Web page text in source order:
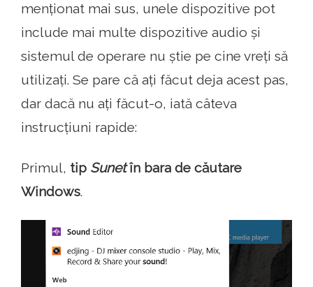
menționat mai sus, unele dispozitive pot
include mai multe dispozitive audio și
sistemul de operare nu știe pe cine vreți să
utilizați. Se pare că ați făcut deja acest pas,
dar dacă nu ați făcut-o, iată câteva
instrucțiuni rapide:
Primul, tip Sunetîn bara de căutare
Windows.